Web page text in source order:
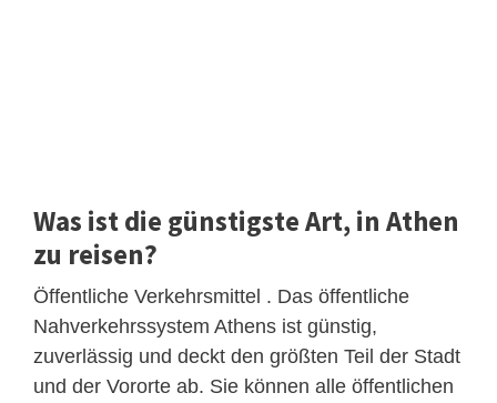
Was ist die günstigste Art, in Athen
zu reisen?
Öffentliche Verkehrsmittel . Das öffentliche
Nahverkehrssystem Athens ist günstig,
zuverlässig und deckt den größten Teil der Stadt
und der Vororte ab. Sie können alle öffentlichen